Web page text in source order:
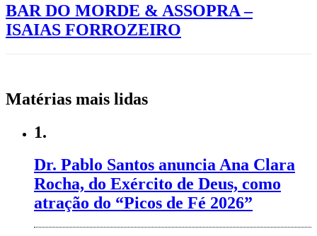
BAR DO MORDE & ASSOPRA –
ISAIAS FORROZEIRO
Matérias mais lidas
1.
Dr. Pablo Santos anuncia Ana Clara
Rocha, do Exército de Deus, como
atração do “Picos de Fé 2026”